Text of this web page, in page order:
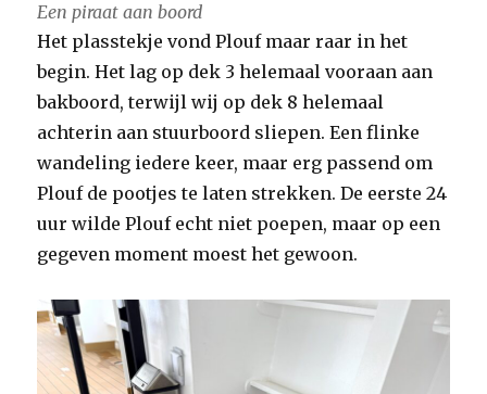
Een piraat aan boord
Het plasstekje vond Plouf maar raar in het
begin. Het lag op dek 3 helemaal vooraan aan
bakboord, terwijl wij op dek 8 helemaal
achterin aan stuurboord sliepen. Een flinke
wandeling iedere keer, maar erg passend om
Plouf de pootjes te laten strekken. De eerste 24
uur wilde Plouf echt niet poepen, maar op een
gegeven moment moest het gewoon.